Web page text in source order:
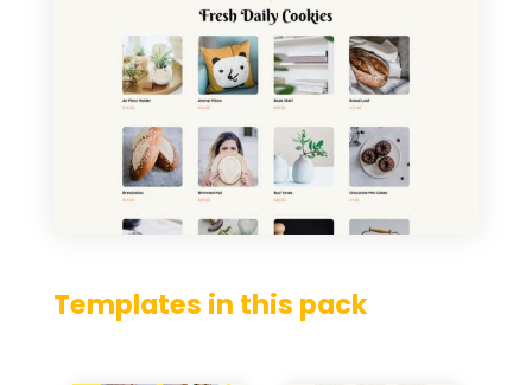
Templates in this pack